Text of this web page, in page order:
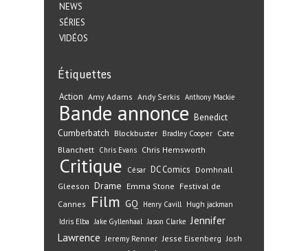
NEWS
SÉRIES
VIDÉOS
Étiquettes
Action Amy Adams Andy Serkis Anthony Mackie
Bande annonce Benedict
Cumberbatch Blockbuster Bradley Cooper Cate
Blanchett Chris Evans Chris Hemsworth
Critique César DC Comics Domhnall
Gleeson Drame Emma Stone Festival de
Cannes
Film GQ Henry Cavill Hugh jackman
Idris Elba Jake Gyllenhaal Jason Clarke Jennifer
Lawrence Jeremy Renner Jesse Eisenberg Josh